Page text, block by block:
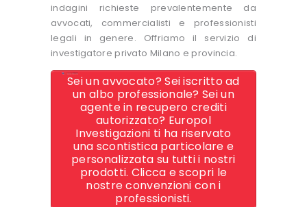
indagini richieste prevalentemente da
avvocati, commercialisti e professionisti
legali in genere. Offriamo il servizio di
investigatore privato Milano e provincia.
Sei un avvocato? Sei iscritto ad
un albo professionale? Sei un
agente in recupero crediti
autorizzato? Europol
Investigazioni ti ha riservato
una scontistica particolare e
personalizzata su tutti i nostri
prodotti. Clicca e scopri le
nostre convenzioni con i
professionisti.